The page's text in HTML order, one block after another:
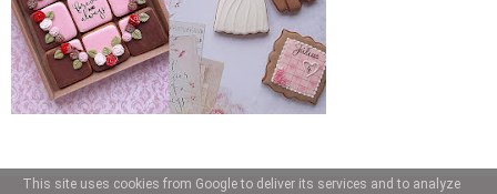
This site uses cookies from Google to deliver its services and to analyze